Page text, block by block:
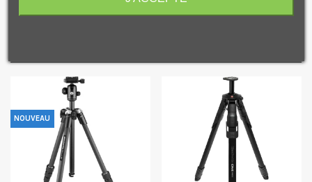
NOS PRODUITS
NOUVEAU
J'accepte de recevoir des SMS de la part de la marque.
Obtenir mon code promo.